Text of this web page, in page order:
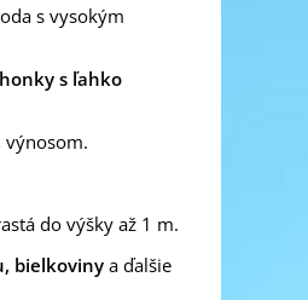
s vysokým
s ľahko
výnosom.
do výšky až 1 m.
bielkoviny a ďalšie